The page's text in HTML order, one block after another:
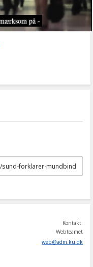
Kontakt:
Webteamet
web@adm.ku.dk